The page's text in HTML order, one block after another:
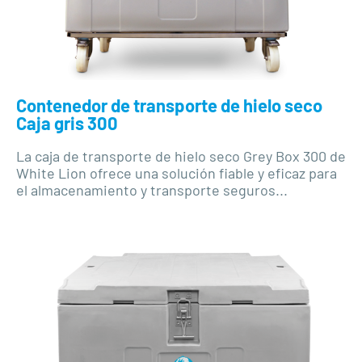
Contenedor de transporte de hielo seco
Caja gris 300
La caja de transporte de hielo seco Grey Box 300 de
White Lion ofrece una solución fiable y eficaz para
el almacenamiento y transporte seguros...